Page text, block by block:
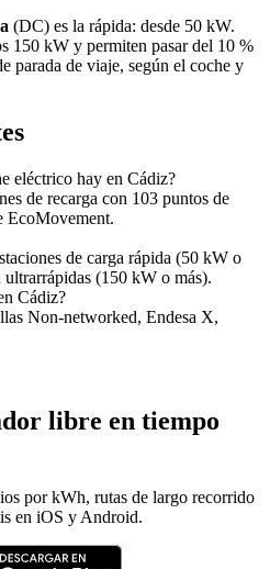
(DC) es la rápida: desde 50 kW.
150 kW y permiten pasar del 10 %
parada de viaje, según el coche y
eléctrico hay en Cádiz?
de recarga con 103 puntos de
EcoMovement.
de carga rápida (50 kW o
ultrarrápidas (150 kW o más).
Cádiz?
Non-networked, Endesa X,
libre en tiempo
por kWh, rutas de largo recorrido
en iOS y Android.